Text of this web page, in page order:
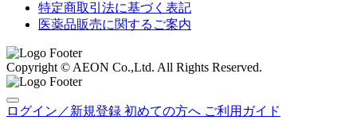
特定商取引法に基づく表記
医薬品販売に関するご案内
Copyright © AEON Co.,Ltd. All Rights Reserved.
ログイン／新規登録 初めての方へ ご利用ガイド